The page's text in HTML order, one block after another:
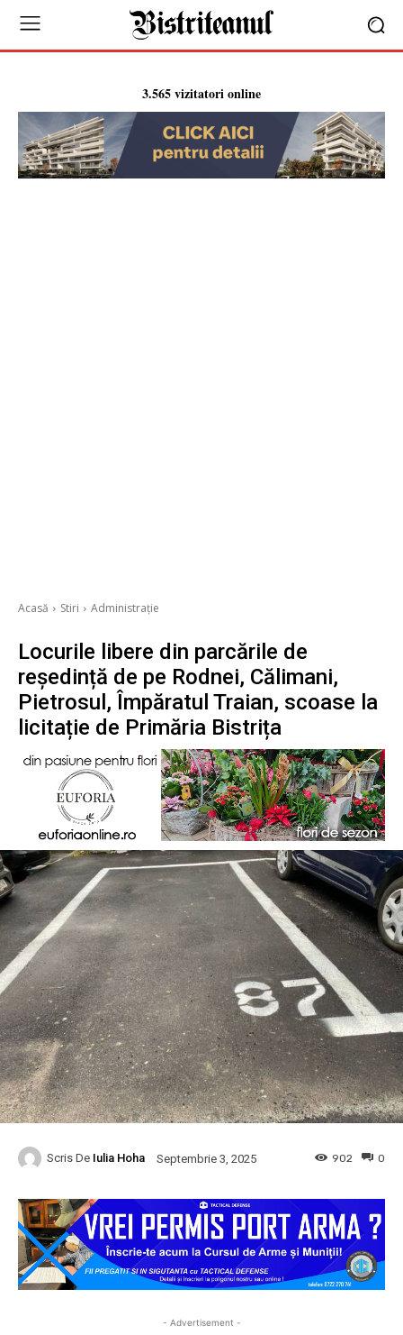
3.565 vizitatori online
Acasă Stiri Administrație
Locurile libere din parcările de
reședință de pe Rodnei, Călimani,
Pietrosul, Împăratul Traian, scoase la
licitație de Primăria Bistrița
Scris De Iulia Hoha Septembrie 3, 2025 0
902
- Advertisement -